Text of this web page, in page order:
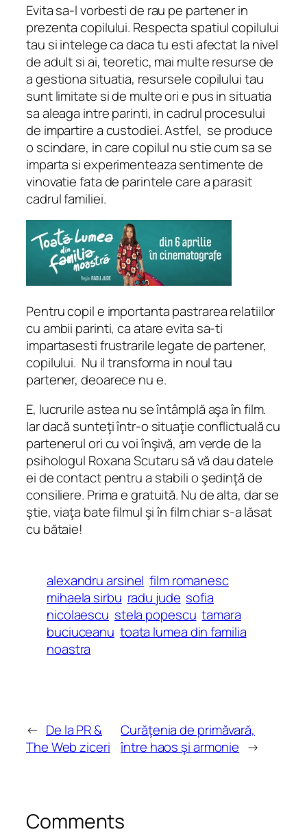
Evita sa-l vorbesti de rau pe partener in
prezenta copilului. Respecta spatiul copilului
tau si intelege ca daca tu esti afectat la nivel
de adult si ai, teoretic, mai multe resurse de
a gestiona situatia, resursele copilului tau
sunt limitate si de multe ori e pus in situatia
sa aleaga intre parinti, in cadrul procesului
de impartire a custodiei. Astfel, se produce
o scindare, in care copilul nu stie cum sa se
imparta si experimenteaza sentimente de
vinovatie fata de parintele care a parasit
cadrul familiei.
Pentru copil e importanta pastrarea relatiilor
cu ambii parinti, ca atare evita sa-ti
impartasesti frustrarile legate de partener,
copilului. Nu il transforma in noul tau
partener, deoarece nu e.
E, lucrurile astea nu se întâmplă aşa în film.
Iar dacă sunteţi într-o situaţie conflictuală cu
partenerul ori cu voi înşivă, am verde de la
psihologul Roxana Scutaru să vă dau datele
ei de contact pentru a stabili o şedinţă de
consiliere. Prima e gratuită. Nu de alta, dar se
ştie, viaţa bate filmul şi în film chiar s-a lăsat
cu bătaie!
alexandru arsinel film romanesc
mihaela sirbu radu jude sofia
nicolaescu stela popescu tamara
buciuceanu toata lumea din familia
noastra
← De la PR &
The Web ziceri
Curăţenia de primăvară,
între haos şi armonie →
Comments